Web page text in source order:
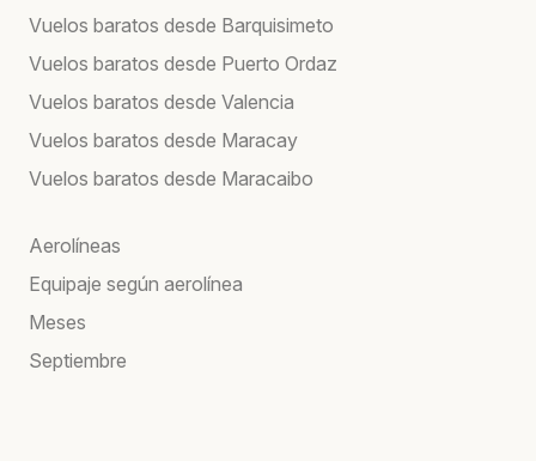
Vuelos baratos desde Barquisimeto
Vuelos baratos desde Puerto Ordaz
Vuelos baratos desde Valencia
Vuelos baratos desde Maracay
Vuelos baratos desde Maracaibo
Aerolíneas
Equipaje según aerolínea
Meses
Septiembre